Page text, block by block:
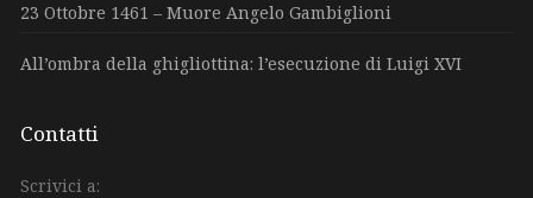
23 Ottobre 1461 – Muore Angelo Gambiglioni
All’ombra della ghigliottina: l’esecuzione di Luigi XVI
Contatti
Scrivici a: